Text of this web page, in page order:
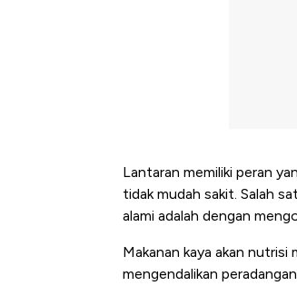
Lantaran memiliki peran
tidak mudah sakit. Salah
alami adalah dengan
Makanan kaya akan
mengendalikan